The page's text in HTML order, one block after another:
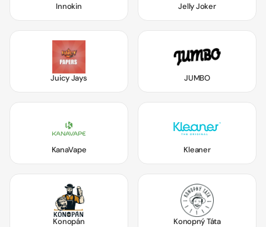
Innokin Jelly Joker
Juicy Jays JUMBO
KanaVape Kleaner
Konopán Konopný Táta